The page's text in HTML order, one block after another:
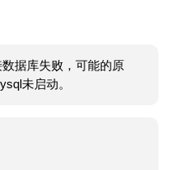
据库失败，可能的原
未启动。